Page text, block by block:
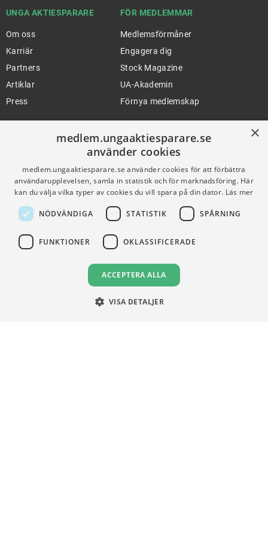
UNGA AKTIESPARARE
Om oss
Karriär
Partners
Artiklar
Press
FÖR MEDLEMMAR
Medlemsförmåner
Engagera dig
Stock Magazine
UA-Akademin
Förnya medlemskap
FÖR SKOLOR
Gymnasieprofilen
Ung Privatekonomi
HJÄLP
Användningsvillkor
×
medlem.ungaaktiesparare.se
använder cookies
medlem.ungaaktiesparare.se använder cookies för att förbättra
användarupplevelsen, samla in statistik och för marknadsföring. Här
kan du välja vilka typer av cookies du vill spara på din dator. Läs mer
NÖDVÄNDIGA STATISTIK SPÅRNING
FUNKTIONER OKLASSIFICERADE
ACCEPTERA ALLA
VISA DETALJER